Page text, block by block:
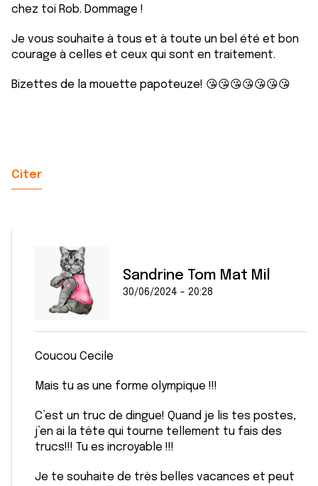
chez toi Rob. Dommage !
Je vous souhaite à tous et à toute un bel été et bon
courage à celles et ceux qui sont en traitement.
Bizettes de la mouette papoteuze! 😘😘😘😘😘😘😘
Citer
Sandrine Tom Mat Mil
30/06/2024 - 20:28
Coucou Cecile
Mais tu as une forme olympique !!!
C’est un truc de dingue! Quand je lis tes postes,
j’en ai la tête qui tourne tellement tu fais des
trucs!!! Tu es incroyable !!!
Je te souhaite de très belles vacances et peut